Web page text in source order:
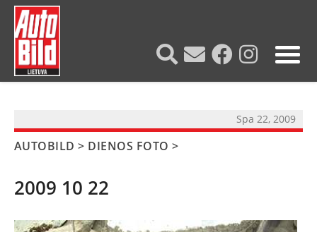
Spa 22, 2009
AUTOBILD > DIENOS FOTO >
2009 10 22